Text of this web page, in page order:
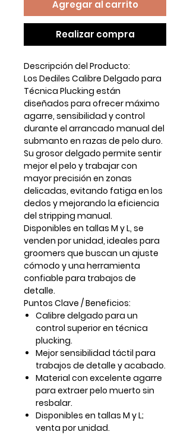
Agregar al carrito
Realizar compra
Descripción del Producto:
Los Dediles Calibre Delgado para
Técnica Plucking están
diseñados para ofrecer máximo
agarre, sensibilidad y control
durante el arrancado manual del
submanto en razas de pelo duro.
Su grosor delgado permite sentir
mejor el pelo y trabajar con
mayor precisión en zonas
delicadas, evitando fatiga en los
dedos y mejorando la eficiencia
del stripping manual.
Disponibles en tallas M yL, se
venden porunidad, ideales para
groomers que buscan un ajuste
cómodo y una herramienta
confiable para trabajos de
detalle.
Puntos Clave / Beneficios:
Calibre delgado para un
control superior en técnica
plucking.
Mejor sensibilidad táctil para
trabajos de detalle y acabado.
Material con excelente agarre
para extraer pelo muerto sin
resbalar.
Disponibles en tallas M y L;
venta por unidad.